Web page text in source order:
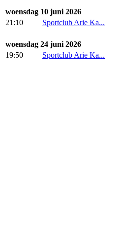
woensdag 10 juni 2026
21:10
Sportclub Arie Ka...
woensdag 24 juni 2026
19:50
Sportclub Arie Ka...